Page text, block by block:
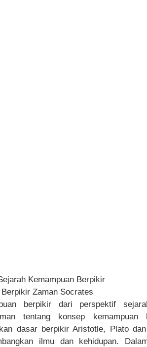
Kemampuan Berpikir
Zaman Socrates
berpikir dari perspektif
tentang konsep
dasar berpikir Aristotle, Plato
ilmu dan kehidupan.